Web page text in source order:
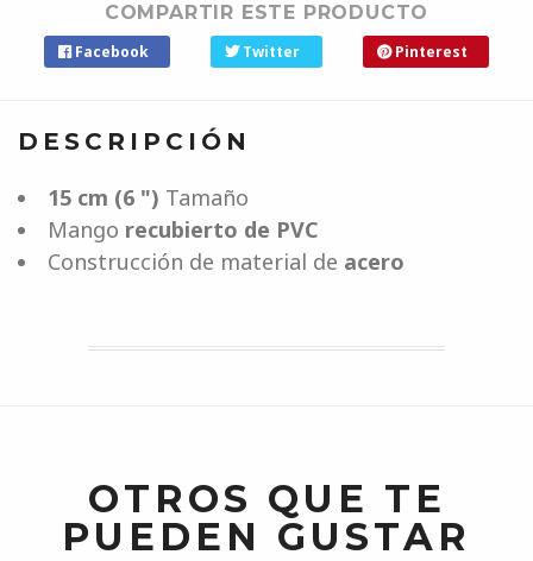
COMPARTIR ESTE PRODUCTO
Facebook Twitter Pinterest
DESCRIPCIÓN
15 cm (6 ") Tamaño
Mango recubierto de PVC
Construcción de material de acero
OTROS QUE TE
PUEDEN GUSTAR